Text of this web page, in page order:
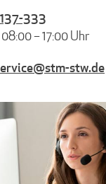
333
– 17:00 Uhr
stw.de